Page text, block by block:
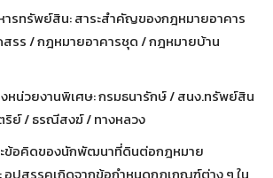
รทรัพย์สิน: สาระสำคัญของกฎหมายอาคาร
รร / กฎหมายอาคารชุด / กฎหมายบ้าน
น่วยงานพิเศษ: กรมธนารักษ์ / สนง.ทรัพย์สิน
ริย์ / ธรณีสงฆ์ / ทางหลวง
ข้อคิดของนักพัฒนาที่ดินต่อกฎหมาย